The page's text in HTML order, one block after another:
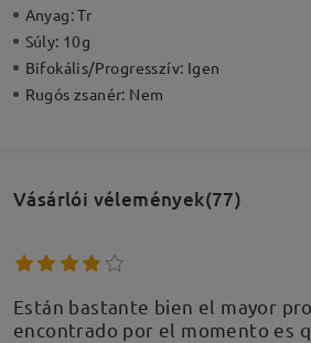
Anyag:Tr
Súly: 10g
Bifokális/Progresszív: Igen
Rugós zsanér: Nem
Vásárlói vélemények(77)
Están bastante bien el mayor
encontrado por el momento es